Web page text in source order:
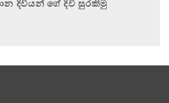
දිවියන් ගේ දිවි සුරකිමු